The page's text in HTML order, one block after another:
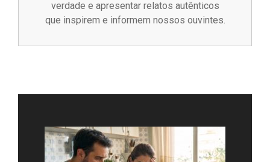
verdade e apresentar relatos autênticos
que inspirem e informem nossos ouvintes.